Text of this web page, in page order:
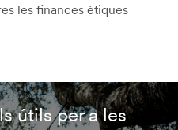
les finances ètiques
útils per a les